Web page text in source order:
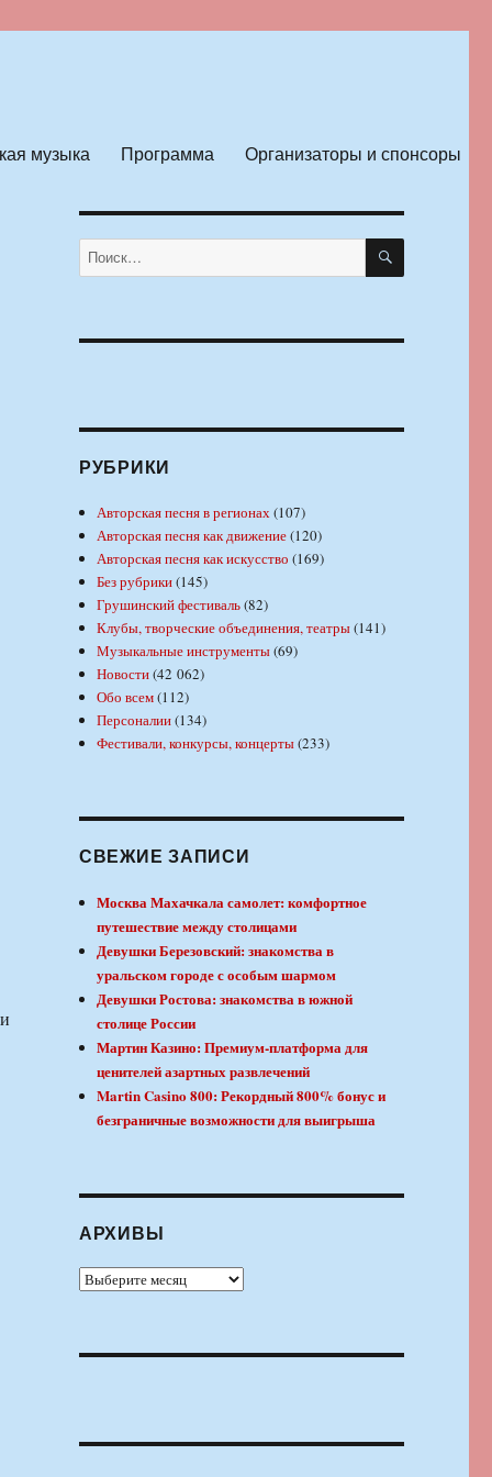
музыка Программа Организаторы и спонсоры
Искать: ПОИСК
РУБРИКИ
Авторская песня в регионах(107)
Авторская песня как движение(120)
Авторская песня как искусство (169)
Без рубрики(145)
Грушинский фестиваль(82)
Клубы, творческие объединения, театры(141)
Музыкальные инструменты(69)
Новости(42 062)
Обо всем(112)
Персоналии(134)
Фестивали, конкурсы, концерты(233)
СВЕЖИЕ ЗАПИСИ
Москва Махачкала самолет: комфортное
путешествие между столицами
Девушки Березовский: знакомства в
уральском городе с особым шармом
Девушки Ростова: знакомства в южной
столице России
Мартин Казино: Премиум-платформа для
ценителей азартных развлечений
Martin Casino 800: Рекордный 800% бонус и
безграничные возможности для выигрыша
АРХИВЫ
Архивы